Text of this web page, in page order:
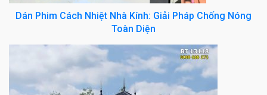
Dán Phim Cách Nhiệt Nhà Kính: Giải Pháp Chống Nóng
Toàn Diện